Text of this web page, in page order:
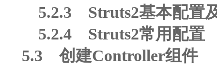
5.2.3 Struts2基本配置
5.2.4 Struts2常用配置
5.3 创建Controller组件